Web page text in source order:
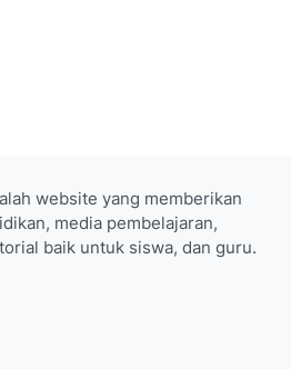
website yang memberikan
media pembelajaran,
baik untuk siswa, dan guru.